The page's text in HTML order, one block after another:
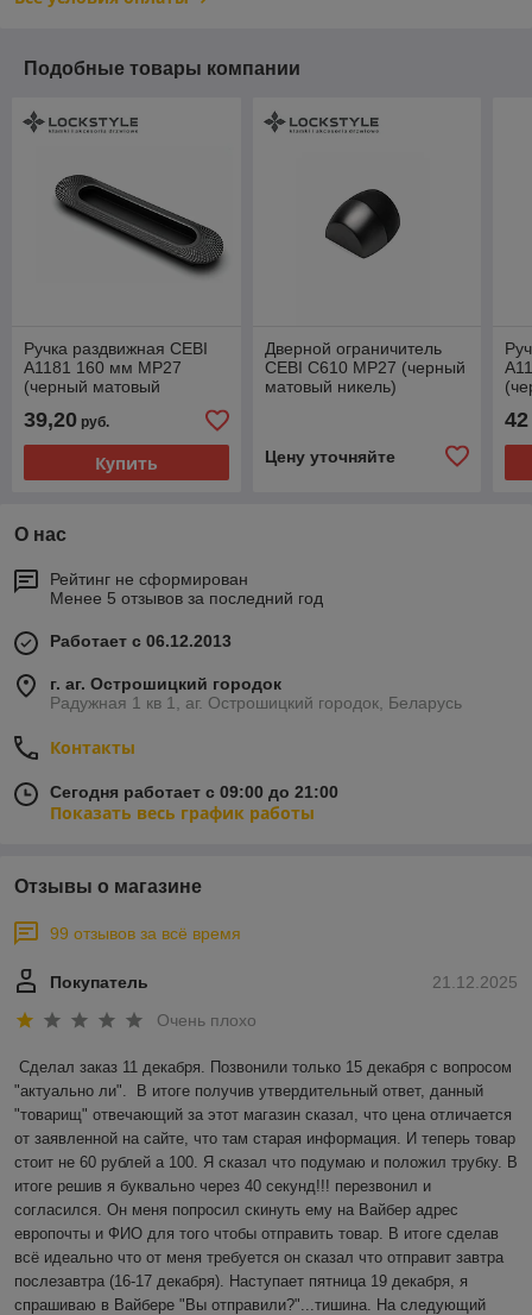
Подобные товары компании
Ручка раздвижная CEBI
A1181 160 мм MP27
(черный матовый
39,20 руб.
Купить
Дверной ограничитель
CEBI C610 MP27 (черный
матовый никель)
Цену уточняйте
42
О нас
Рейтинг не сформирован
Менее 5 отзывов за последний год
Работает с 06.12.2013
г. аг. Острошицкий городок
Радужная 1 кв 1, аг. Острошицкий городок, Беларусь
Контакты
Сегодня работает с 09:00 до 21:00
Показать весь график работы
Отзывы о магазине
99 отзывов за всё время
21.12.2025
Покупатель
Очень плохо
Сделал заказ 11 декабря. Позвонили только 15 декабря с вопросом
"актуально ли".  В итоге получив утвердительный ответ, данный
"товарищ" отвечающий за этот магазин сказал, что цена отличается
от заявленной на сайте, что там старая информация. И теперь товар
стоит не 60 рублей а 100. Я сказал что подумаю и положил трубку. В
итоге решив я буквально через 40 секунд!!! перезвонил и
согласился. Он меня попросил скинуть ему на Вайбер адрес
европочты и ФИО для того чтобы отправить товар. В итоге сделав
всё идеально что от меня требуется он сказал что отправит завтра
послезавтра (16-17 декабря). Наступает пятница 19 декабря, я
спрашиваю в Вайбере "Вы отправили?"...тишина. На следующий